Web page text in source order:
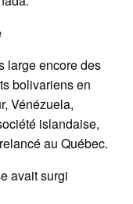
large encore des
bolivariens en
Vénézuela,
islandaise,
au Québec.
avait surgi